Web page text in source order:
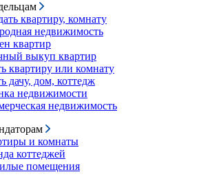
квартиру, комнату
недвижимость
квартир
выкуп квартир
квартиру или комнату
дачу, дом, коттедж
недвижимости
недвижимость
и комнаты
коттеджей
помещения